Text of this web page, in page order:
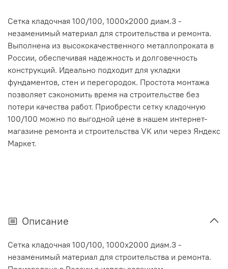
Сетка кладочная 100/100, 1000х2000 диам.3 -
незаменимый материал для строительства и ремонта.
Выполнена из высококачественного металлопроката в
России, обеспечивая надежность и долговечность
конструкций. Идеально подходит для укладки
фундаментов, стен и перегородок. Простота монтажа
позволяет сэкономить время на строительстве без
потери качества работ. Приобрести сетку кладочную
100/100 можно по выгодной цене в нашем интернет-
магазине ремонта и строительства VK или через Яндекс
Маркет.
Описание
Сетка кладочная 100/100, 1000х2000 диам.3 -
незаменимый материал для строительства и ремонта.